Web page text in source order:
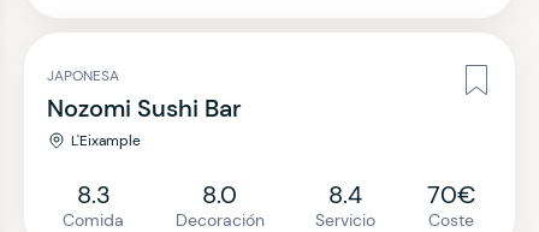
JAPONESA
Nozomi Sushi Bar
L'Eixample
8.3
Comida
8.0
Decoración
8.4
Servicio
70€
Coste